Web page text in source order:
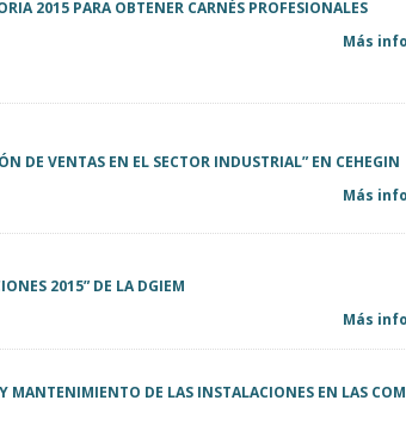
2015 PARA OBTENER CARNÉS PROFESIONALES
Más
DE VENTAS EN EL SECTOR INDUSTRIAL” EN CEHEGIN
Más
2015” DE LA DGIEM
Más
MANTENIMIENTO DE LAS INSTALACIONES EN LAS